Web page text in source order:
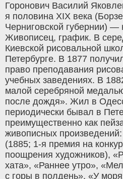
Горонович Василий
я половина XIX века
Черниговской губернии)
Живописец, график. В
Киевской рисовальной
Петербурге. В 1877
право преподавания
учебных заведениях. В
малой серебряной
после дождя». Жил в
периодически бывал в
преимущественно как
живописных
(1885; 1-я премия на
поощрения художников),
хата», «Раннее утро»,
с горы в полдень», «У